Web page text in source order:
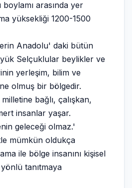
arasında yer
yüksekliği 1200-1500
Anadolu' daki bütün
Selçuklular beylikler ve
yerleşim, bilim ve
olmuş bir bölgedir.
bağlı, çalışkan,
insanlar yaşar.
geleceği olmaz.'
mümkün oldukça
ile bölge insanını kişisel
tanıtmaya